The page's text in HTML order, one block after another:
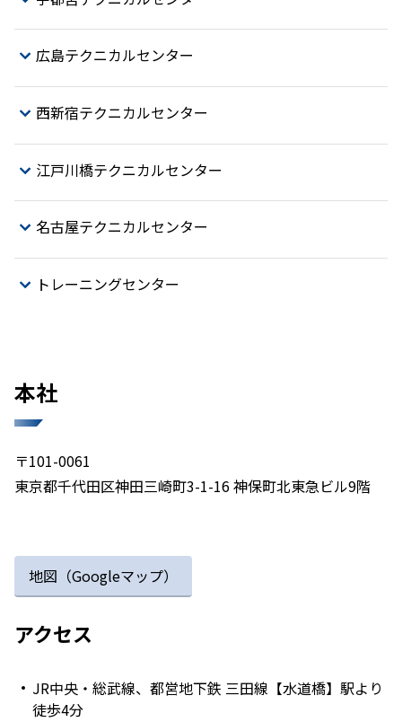
広島テクニカルセンター
西新宿テクニカルセンター
江戸川橋テクニカルセンター
名古屋テクニカルセンター
トレーニングセンター
本社​​
〒101-0061
東京都千代田区神田三崎町3-1-16 神保町北東急ビル9階
地図（Googleマップ）
アクセス​
JR中央・総武線、都営地下鉄 三田線【水道橋】駅より
徒歩4分